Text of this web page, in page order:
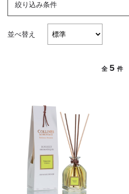
絞り込み条件
並べ替え
全 5 件